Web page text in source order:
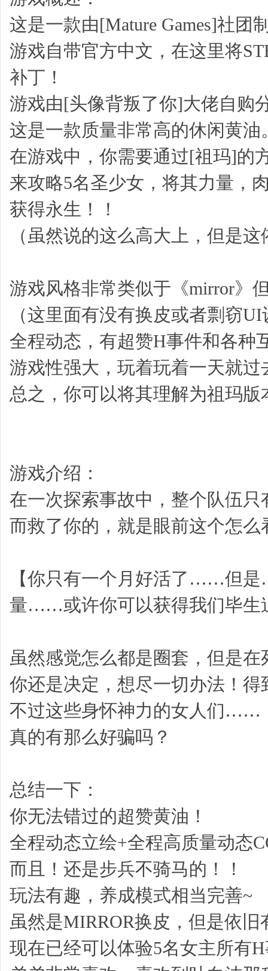
这是一款由[Mature Games]社团
游戏自带官方中文，在这里将
补丁！
游戏由[头像背叛了你]大佬自购
这是一款质量非常高的休闲黄油
在游戏中，你需要通过[祖玛]的
来攻略5名圣少女，将其力量，
获得永生！！
（虽然说的这么高大上，但是
游戏风格非常类似于《mirror
（这里面有没有换皮或者剽窃
全程动态，有超赞H事件和各种
游戏性强大，玩着玩着一天就过
总之，你可以将其理解为祖玛
游戏介绍：
在一次探索事故中，整个队伍只
而救了你的，就是眼前这个怎
【你只有一个月好活了……但
量……或许你可以获得我们毕生
虽然感觉怎么都是圈套，但是在
你还是决定，想尽一切办法！得
不过这些身怀神力的女人们……
真的有那么好骗吗？
总结一下：
你无法错过的超赞黄油！
全程动态立绘+全程高质量动态
而且！还是步兵不骑马的！！
玩法有趣，养成模式相当完善~
虽然是MIRROR换皮，但是依旧
现在已经可以体验5名女主所有